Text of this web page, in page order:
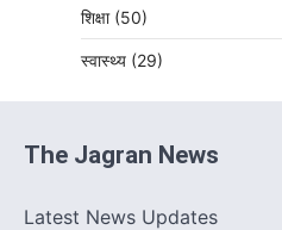
शिक्षा (50)
स्वास्थ्य (29)
The Jagran News
Latest News Updates